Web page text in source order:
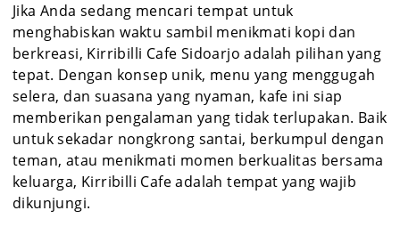
Jika Anda sedang mencari tempat untuk
menghabiskan waktu sambil menikmati kopi dan
berkreasi, Kirribilli Cafe Sidoarjo adalah pilihan yang
tepat. Dengan konsep unik, menu yang menggugah
selera, dan suasana yang nyaman, kafe ini siap
memberikan pengalaman yang tidak terlupakan. Baik
untuk sekadar nongkrong santai, berkumpul dengan
teman, atau menikmati momen berkualitas bersama
keluarga, Kirribilli Cafe adalah tempat yang wajib
dikunjungi.